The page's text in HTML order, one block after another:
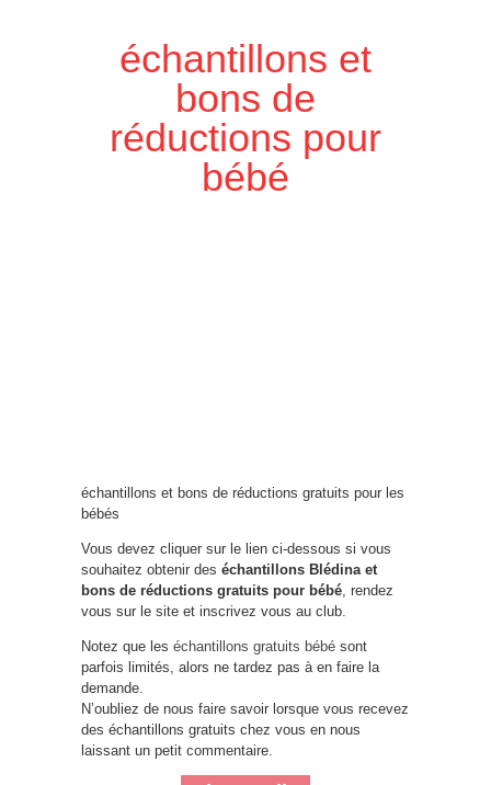
échantillons et
bons de
réductions pour
bébé
échantillons et bons de réductions gratuits pour les
bébés
Vous devez cliquer sur le lien ci-dessous si vous
souhaitez obtenir des échantillons Blédina et
bons de réductions gratuits pour bébé , rendez
vous sur le site et inscrivez vous au club.
Notez que les échantillons gratuits bébé sont
parfois limités, alors ne tardez pas à en faire la
demande.
N’oubliez de nous faire savoir lorsque vous recevez
des échantillons gratuits chez vous en nous
laissant un petit commentaire.